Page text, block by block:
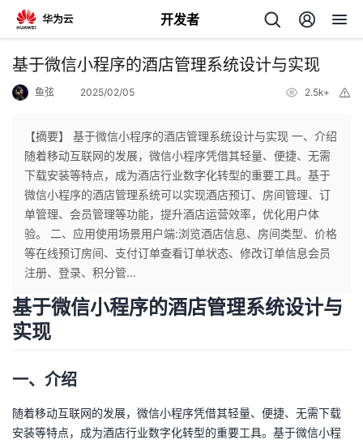
开发者
返
个
人
主
页
我
的
开
我
基于微信小程序的酒店管理系统设计与实现
鱼弦 2025/02/05 2.5k+
【摘要】 基于微信小程序的酒店管理系统设计与实现 一、介绍
随着移动互联网的发展，微信小程序凭借其轻量、便捷、无需
下载安装等特点，成为酒店行业数字化转型的重要工具。基于
微信小程序的酒店管理系统可以实现酒店预订、房间管理、订
单管理、会员管理等功能，提升酒店运营效率，优化用户体
验。 二、应用使用场景用户端:浏览酒店信息、房间类型、价格
等在线预订房间、支付订单查看订单状态、修改订单信息会员
注册、登录、积分管...
基于微信小程序的酒店管理系统设计与
实现
一、介绍
随着移动互联网的发展，微信小程序凭借其轻量、便捷、无需下载
安装等特点，成为酒店行业数字化转型的重要工具。基于微信小程